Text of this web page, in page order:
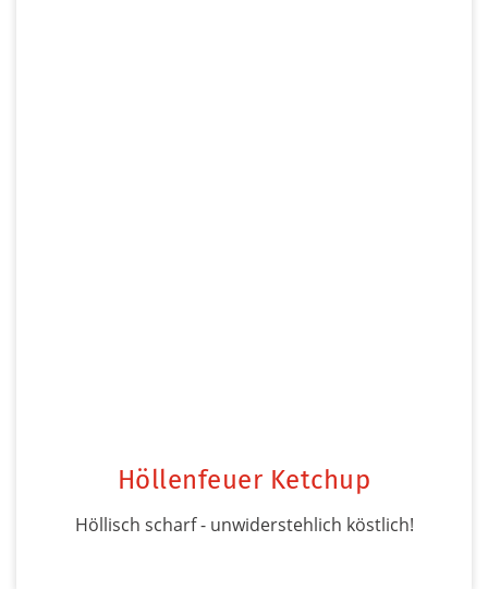
Höllenfeuer Ketchup
Höllisch scharf - unwiderstehlich köstlich!